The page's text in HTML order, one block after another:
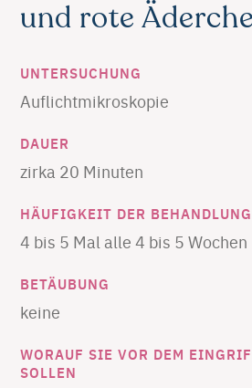
und rote
UNTERSUCHUNG
Auflichtmikroskopie
​DAUER
zirka 20 Minuten
​HÄUFIGKEIT DER
4 bis 5 Mal alle 4 bis 5 Wochen
​BETÄUBUNG
keine
​WORAUF SIE VOR DEM
SOLLEN